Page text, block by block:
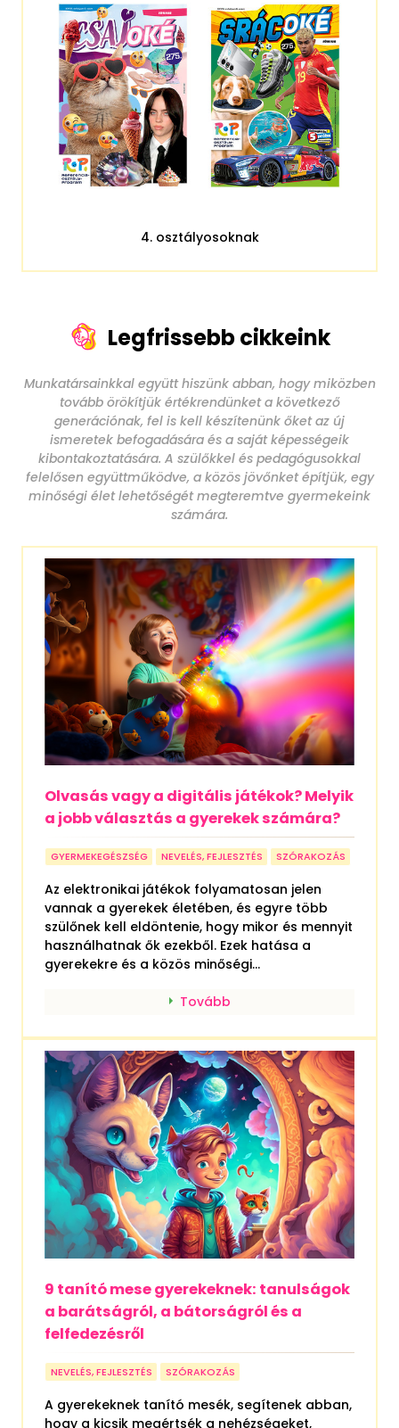
4. osztályosoknak
Legfrissebb cikkeink
Munkatársainkkal együtt hiszünk abban, hogy miközben
tovább örökítjük értékrendünket a következő
generációnak, fel is kell készítenünk őket az új
ismeretek befogadására és a saját képességeik
kibontakoztatására. A szülőkkel és pedagógusokkal
felelősen együttműködve, a közös jövőnket építjük, egy
minőségi élet lehetőségét megteremtve gyermekeink
számára.
Olvasás vagy a digitális játékok? Melyik
a jobb választás a gyerekek számára?
GYERMEKEGÉSZSÉG NEVELÉS, FEJLESZTÉS SZÓRAKOZÁS
Az elektronikai játékok folyamatosan jelen
vannak a gyerekek életében, és egyre több
szülőnek kell eldöntenie, hogy mikor és mennyit
használhatnak ők ezekből. Ezek hatása a
gyerekekre és a közös minőségi...
Tovább
9 tanító mese gyerekeknek: tanulságok
a barátságról, a bátorságról és a
felfedezésről
NEVELÉS, FEJLESZTÉS SZÓRAKOZÁS
A gyerekeknek tanító mesék, segítenek abban,
hogy a kicsik megértsék a nehézségeket,